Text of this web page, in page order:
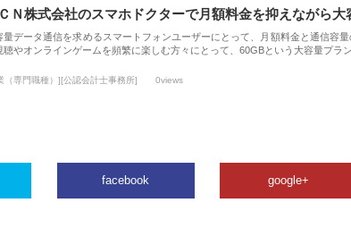
Ｎ株式会社のスマホドクターで月額料金を抑えながら
量データ通信を求めるスマートフォンユーザーにとって、月額料金と通信容
聴やオンラインゲームを頻繁に楽しむ方々にとって、60GBという大容量プラ
（専門職種）][公認会計士事務所] 0views
facebook google+